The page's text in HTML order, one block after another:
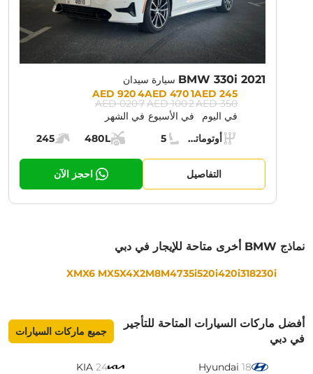
BMW 330i 2021 سيارة سيدان
Prices:
245 AED
350 AED
في اليوم
1 470 AED
2 100 AED
في الأسبوع
4 920 AED
7 020 AED
في الشهر
Specs:ناقل الحركة:
أوتوماتيك (AT)
مقاعد:
5
مساحة الشحن:
480L
قوة المحرك:
245
التفاصيل احجز الآن
نماذج BMW أخرى متاحة للإيجار في دبي
230i
318
420i
520i
735i
M4
M8
X2
X4
X5
X6 M
XM
أفضل ماركات السيارات المتاحة للتأجير
في دبي
جميع ماركات السيارات
Hyundai 18
KIA 24